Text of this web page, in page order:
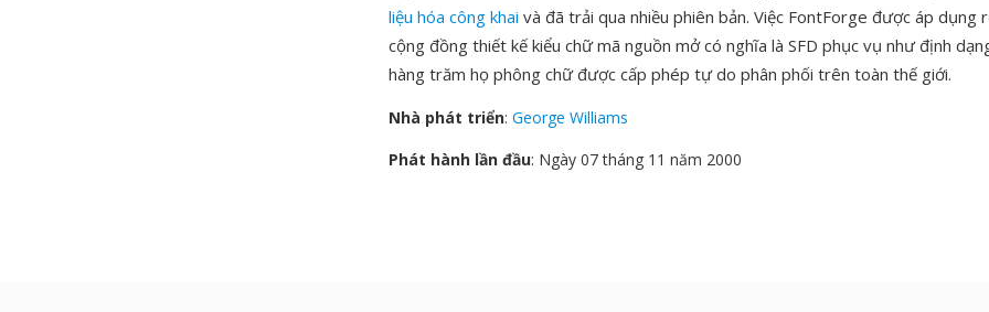
liệu hóa công khai và đã trải qua nhiều phiên bản. Việc FontForge được áp dụng
cộng đồng thiết kế kiểu chữ mã nguồn mở có nghĩa là SFD phục vụ như định
hàng trăm họ phông chữ được cấp phép tự do phân phối trên toàn thế giới.
Nhà phát triển: George Williams
Phát hành lần đầu: Ngày 07 tháng 11 năm 2000